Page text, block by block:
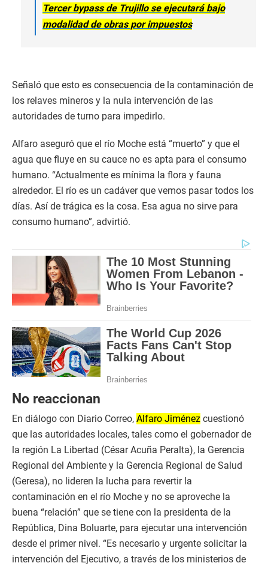
Tercer bypass de Trujillo se ejecutará bajo
modalidad de obras por impuestos
Señaló que esto es consecuencia de la contaminación de
los relaves mineros y la nula intervención de las
autoridades de turno para impedirlo.
Alfaro aseguró que el río Moche está “muerto” y que el
agua que fluye en su cauce no es apta para el consumo
humano. “Actualmente es mínima la flora y fauna
alrededor. El río es un cadáver que vemos pasar todos los
días. Así de trágica es la cosa. Esa agua no sirve para
consumo humano”, advirtió.
No reaccionan
En diálogo con Diario Correo, Alfaro Jiménez cuestionó
que las autoridades locales, tales como el gobernador de
la región La Libertad (César Acuña Peralta), la Gerencia
Regional del Ambiente y la Gerencia Regional de Salud
(Geresa), no lideren la lucha para revertir la
contaminación en el río Moche y no se aproveche la
buena “relación” que se tiene con la presidenta de la
República, Dina Boluarte, para ejecutar una intervención
desde el primer nivel. “Es necesario y urgente solicitar la
intervención del Ejecutivo, a través de los ministerios de